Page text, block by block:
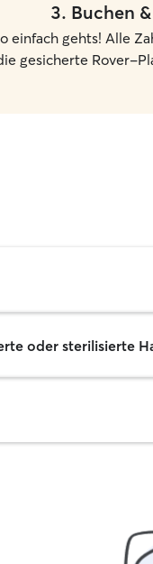
3. Buchen
einfach gehts! Alle
gesicherte Rover-
oder sterilisierte